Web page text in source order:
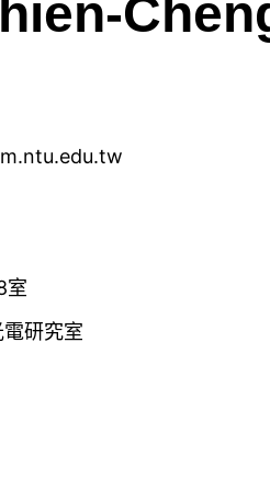
室
研究室